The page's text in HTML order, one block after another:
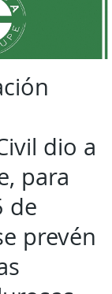
dio a
para
de
prevén